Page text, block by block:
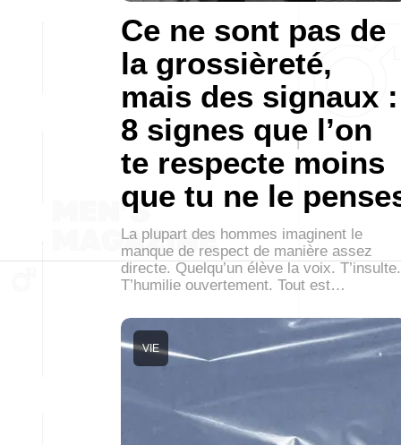
Ce ne sont pas de
la grossièreté,
mais des signaux :
8 signes que l’on
te respecte moins
que tu ne le
La plupart des hommes imaginent le
manque de respect de manière assez
directe. Quelqu’un élève la voix. T’insulte.
T’humilie ouvertement. Tout est…
VIE